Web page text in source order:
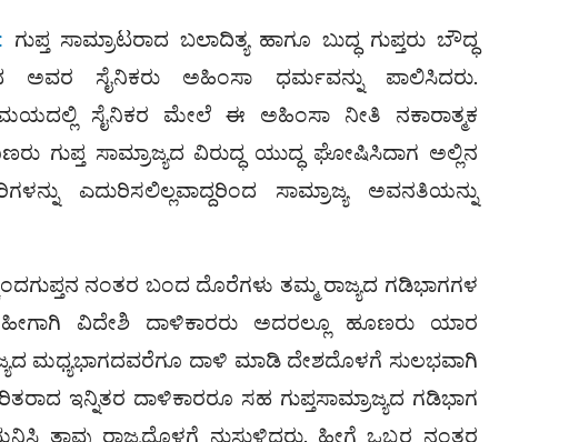
: ಗುಪ್ತ ಸಾಮ್ರಾಟರಾದ ಬಲಾದಿತ್ಯ ಹಾಗೂ ಬುದ್ಧ ಗುಪ್ತರು ಬೌದ್ಧ
ಅವರ ಸೈನಿಕರು ಅಹಿಂಸಾ ಧರ್ಮವನ್ನು ಪಾಲಿಸಿದರು.
ಸೈನಿಕರ ಮೇಲೆ ಈ ಅಹಿಂಸಾ ನೀತಿ ನಕಾರಾತ್ಮಕ
ಗುಪ್ತ ಸಾಮ್ರಾಜ್ಯದ ವಿರುದ್ಧ ಯುದ್ಧ ಘೋಷಿಸಿದಾಗ ಅಲ್ಲಿನ
ಎದುರಿಸಲಿಲ್ಲವಾದ್ದರಿಂದ ಸಾಮ್ರಾಜ್ಯ ಅವನತಿಯನ್ನು
ನಂತರ ಬಂದ ದೊರೆಗಳು ತಮ್ಮ ರಾಜ್ಯದ ಗಡಿಭಾಗಗಳ
ಹೀಗಾಗಿ ವಿದೇಶಿ ದಾಳಿಕಾರರು ಅದರಲ್ಲೂ ಹೂಣರು ಯಾರ
ಮಧ್ಯಭಾಗದವರೆಗೂ ದಾಳಿ ಮಾಡಿ ದೇಶದೊಳಗೆ ಸುಲಭವಾಗಿ
ಇನ್ನಿತರ ದಾಳಿಕಾರರೂ ಸಹ ಗುಪ್ತಸಾಮ್ರಾಜ್ಯದ ಗಡಿಭಾಗ
ತಾವು ರಾಜ್ಯದೊಳಗೆ ನುಸುಳಿದರು. ಹೀಗೆ ಒಬ್ಬರ ನಂತರ